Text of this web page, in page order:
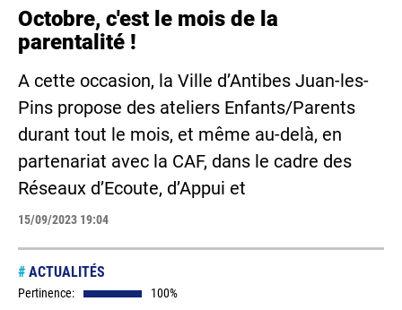
Octobre, c'est le mois de la
parentalité !
A cette occasion, la Ville d’Antibes Juan-les-
Pins propose des ateliers Enfants/Parents
durant tout le mois, et même au-delà, en
partenariat avec la CAF, dans le cadre des
Réseaux d’Ecoute, d’Appui et
15/09/2023 19:04
# ACTUALITÉS
Pertinence: 100%